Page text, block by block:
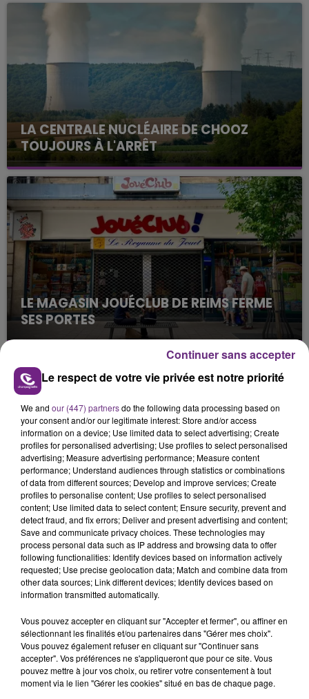
LA CENTRALE NUCLÉAIRE DE CHOOZ
TOUJOURS À L'ARRÊT
Cela fait déjà une semaine que la centrale
nucléaire ardennaise est à l'arrêt. Une situation
justifiée par la sécheresse intense qui est toujours
présente.
LE MAGASIN JOUÉCLUB DE REIMS FERME
SES PORTES
C'était l'une des institutions du centre-ville
rémois. Le magasin JouéClub est contraint de
fermer ses portes.
TITRES DIFFUSÉS
14h02
14h02
SHAKIRA FEAT. BURNA BOY
Dai Dai
14h00
14h00
PIERRE DE MAERE
Je Pense A Vous
Le respect de votre vie privée est notre priorité
We and our (447) partnersdo the following data processing based on
your consent and/or our legitimate interest: Store and/or access
information on a device; Use limited data to select advertising; Create
profiles for personalised advertising; Use profiles to select personalised
advertising; Measure advertising performance; Measure content
performance; Understand audiences through statistics or combinations
of data from different sources; Develop and improve services; Create
profiles to personalise content; Use profiles to select personalised
content; Use limited data to select content; Ensure security, prevent and
detect fraud, and fix errors; Deliver and present advertising and content;
Save and communicate privacy choices. These technologies may
process personal data such as IP address and browsing data to offer
following functionalities: Identify devices based on information actively
requested; Use precise geolocation data; Match and combine data from
other data sources; Link different devices; Identify devices based on
information transmitted automatically.
Vous pouvez accepter en cliquant sur "Accepter et fermer", ou affiner en
sélectionnant les finalités et/ou partenaires dans "Gérer mes choix".
Vous pouvez également refuser en cliquant sur "Continuer sans
accepter". Vos préférences ne s'appliqueront que pour ce site. Vous
pouvez mettre à jour vos choix, ou retirer votre consentement à tout
moment via le lien "Gérer les cookies" situé en bas de chaque page.
Continuer sans accepter